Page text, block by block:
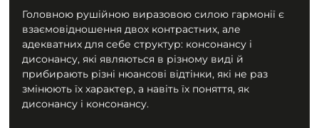
Головною рушійною виразовою силою гармонії є
взаємовідношення двох контрастних, але
адекватних для себе структур: консонансу і
дисонансу, які являються в різному виді й
прибирають різні нюансові відтінки, які не раз
змінюють їх характер, а навіть їх поняття, як
дисонансу і консонансу.